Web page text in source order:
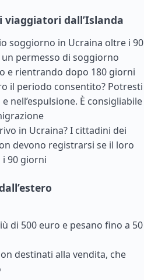
dall’Islanda
soggiorno in Ucraina oltre i 90
permesso di soggiorno
e rientrando dopo 180 giorni
il periodo consentito? Potresti
nell’espulsione. È consigliabile
in Ucraina? I cittadini dei
devono registrarsi se il loro
90 giorni
di 500 euro e pesano fino a 50
destinati alla vendita, che